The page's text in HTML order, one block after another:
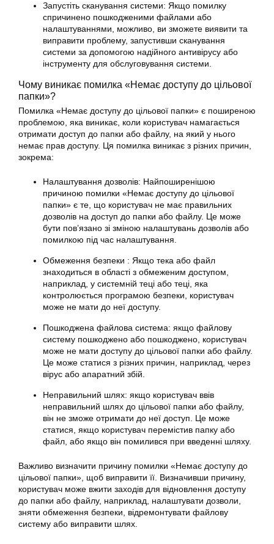
Запустіть сканування системи: Якщо помилку
спричинено пошкодженими файлами або
налаштуваннями, можливо, ви зможете виявити та
виправити проблему, запустивши сканування
системи за допомогою надійного антивірусу або
інструменту для обслуговування системи.
Чому виникає помилка «Немає доступу до цільової
папки»?
Помилка «Немає доступу до цільової папки» є поширеною
проблемою, яка виникає, коли користувач намагається
отримати доступ до папки або файлу, на який у нього
немає прав доступу. Ця помилка виникає з різних причин,
зокрема:
Налаштування дозволів: Найпоширенішою
причиною помилки «Немає доступу до цільової
папки» є те, що користувач не має правильних
дозволів на доступ до папки або файлу. Це може
бути пов’язано зі зміною налаштувань дозволів або
помилкою під час налаштування.
Обмеження безпеки : Якщо тека або файл
знаходиться в області з обмеженим доступом,
наприклад, у системній теці або теці, яка
контролюється програмою безпеки, користувач
може не мати до неї доступу.
Пошкоджена файлова система: якщо файлову
систему пошкоджено або пошкоджено, користувач
може не мати доступу до цільової папки або файлу.
Це може статися з різних причин, наприклад, через
вірус або апаратний збій.
Неправильний шлях: якщо користувач ввів
неправильний шлях до цільової папки або файлу,
він не зможе отримати до неї доступ. Це може
статися, якщо користувач перемістив папку або
файл, або якщо він помилився при введенні шляху.
Важливо визначити причину помилки «Немає доступу до
цільової папки», щоб виправити її. Визначивши причину,
користувач може вжити заходів для відновлення доступу
до папки або файлу, наприклад, налаштувати дозволи,
зняти обмеження безпеки, відремонтувати файлову
систему або виправити шлях.